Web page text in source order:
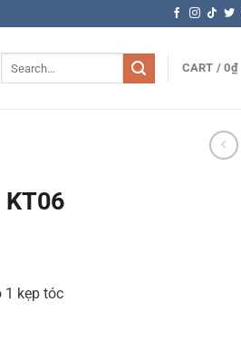
CART /0₫
1 kẹp tóc